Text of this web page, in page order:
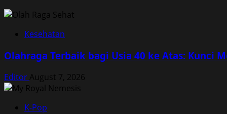
Kesehatan
Olahraga Terbaik bagi Usia 40 ke Atas: Kunci
Editor August 7, 2026
K-Pop